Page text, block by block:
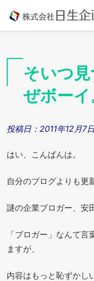
content
そいつ
ぜボーイ
投稿日： 2011年12月7
はい、こんばんは。
自分のブログよりも更
謎の企業ブロガー、安
「ブロガー」なんて
ますが、
内容はもっと恥ずかし